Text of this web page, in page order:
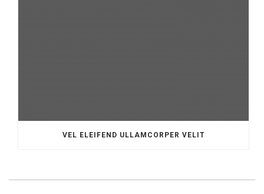
VEL ELEIFEND ULLAMCORPER VELIT